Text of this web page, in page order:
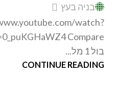
בניה בעץ
watch?
בול 1 מל...
CONTINUE READING